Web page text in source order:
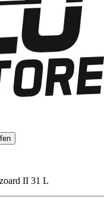
II 31 L